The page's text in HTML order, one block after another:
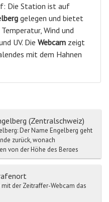
Die Station ist auf
gelegen und bietet
Wind und
UV. Die Webcam zeigt
mit dem Hahnen
(Zentralschweiz)
Der Name Engelberg geht
zurück, wonach
von der Höhe des Berges
der Abt...
der Zeitraffer-Webcam das